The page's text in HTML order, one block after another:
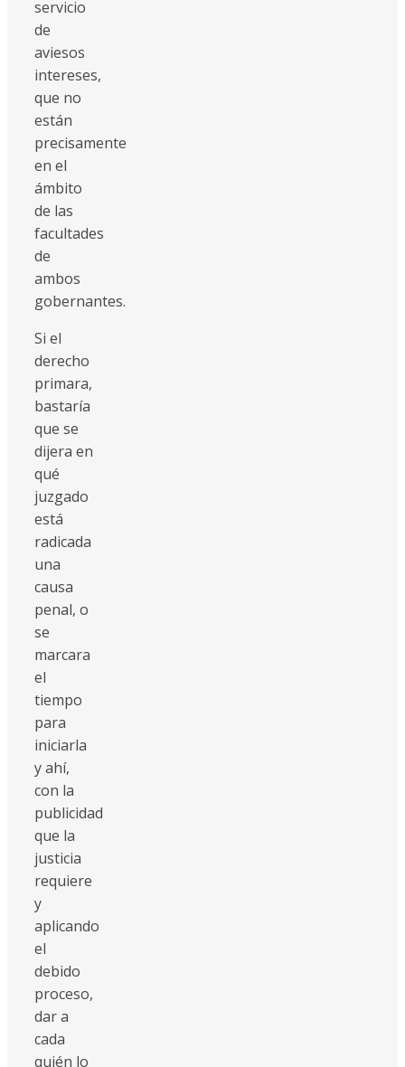
servicio
de
aviesos
intereses,
que no
están
precisamente
en el
ámbito
de las
facultades
de
ambos
gobernantes.
Si el
derecho
primara,
bastaría
que se
dijera en
qué
juzgado
está
radicada
una
causa
penal, o
se
marcara
el
tiempo
para
iniciarla
y ahí,
con la
publicidad
que la
justicia
requiere
y
aplicando
el
debido
proceso,
dar a
cada
quién lo